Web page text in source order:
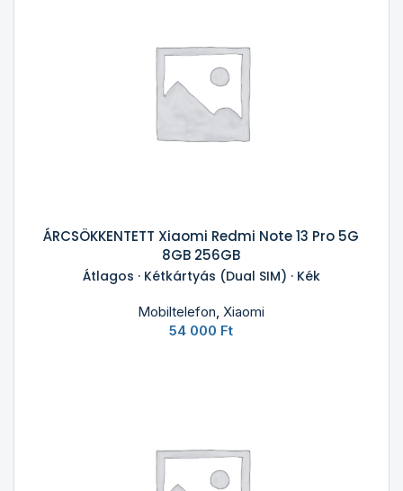
ÁRCSÖKKENTETT Xiaomi Redmi Note 13 Pro 5G
8GB 256GB
Átlagos · Kétkártyás (Dual SIM) · Kék
Mobiltelefon,Xiaomi
54 000 Ft